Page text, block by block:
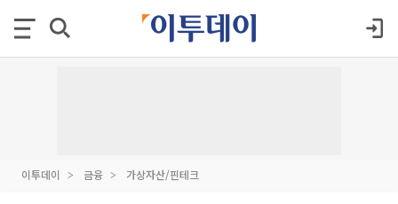
이투데이 금융 가상자산/핀테크